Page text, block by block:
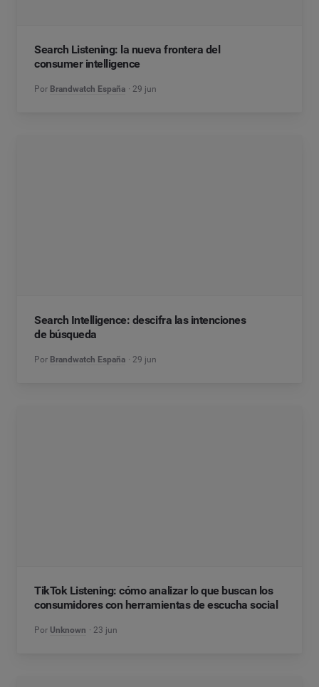
Search Listening: la nueva frontera del
consumer intelligence
Por Brandwatch España 29 jun
Search Intelligence: descifra las intenciones
de búsqueda
Por Brandwatch España 29 jun
TikTok Listening: cómo analizar lo que buscan los
consumidores con herramientas de escucha social
Por Unknown 23 jun